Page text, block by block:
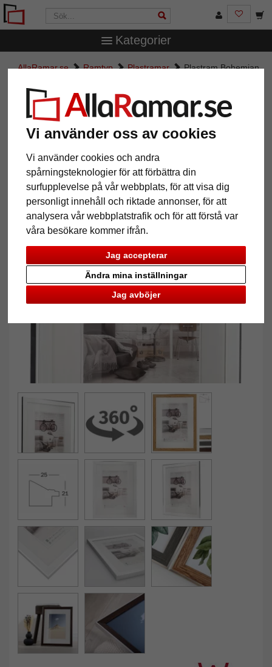
Vi använder oss av cookies
Vi använder cookies och andra
spårningsteknologier för att förbättra din
surfupplevelse på vår webbplats, för att visa dig
personligt innehåll och riktade annonser, för att
analysera vår webbplatstrafik och för att förstå var
våra besökare kommer ifrån.
Jag accepterar
Jag avböjer
Ändra mina inställningar
Kategorier
AllaRamar.se Ramtyp Plastramar
Plastram Bohemian
Plastram Bohemian med
passepartout
Tillbaka